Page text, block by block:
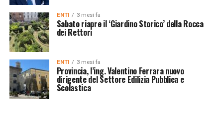
ENTI 3 mesi fa
Sabato riapre il ‘Giardino Storico’ della Rocca
dei Rettori
ENTI 3 mesi fa
Provincia, l’ing. Valentino Ferrara nuovo
dirigente del Settore Edilizia Pubblica e
Scolastica